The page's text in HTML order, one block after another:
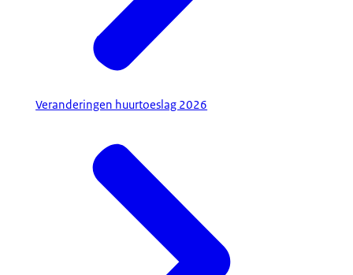
Veranderingen huurtoeslag 2026